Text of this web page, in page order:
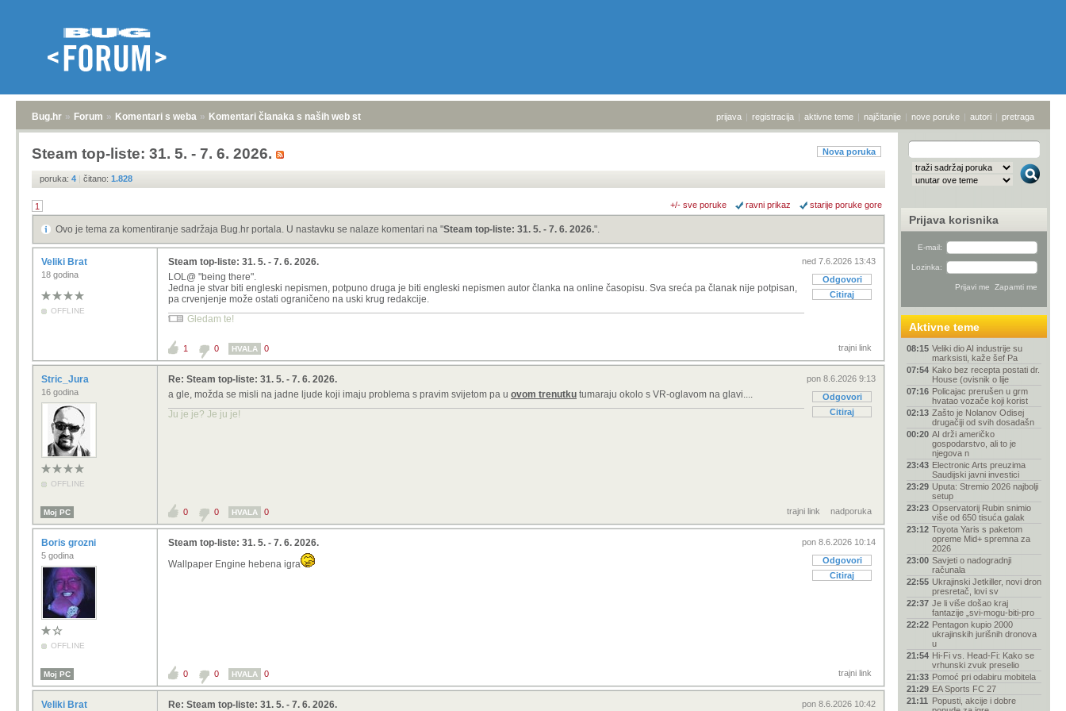
Bug.hr » Forum » Komentari s weba » Komentari članaka s naših web stranica prijava | registracija | aktivne teme | najčitanije | nove poruke | autori | pretraga
Nova poruka
Steam top-liste: 31. 5. - 7. 6. 2026.
poruka: 4 | čitano: 1.828
1 +/- sve poruke ravni prikaz starije poruke gore
Ovo je tema za komentiranje sadržaja Bug.hr portala. U nastavku se nalaze komentari na "Steam top-liste: 31. 5. - 7. 6. 2026.".
Veliki Brat
18 godina
OFFLINE
ned 7.6.2026 13:43
Odgovori
Citiraj
Steam top-liste: 31. 5. - 7. 6. 2026.
LOL@ "being there".
Jedna je stvar biti engleski nepismen, potpuno druga je biti engleski nepismen autor članka na online časopisu. Sva sreća pa članak nije potpisan,
pa crvenjenje može ostati ograničeno na uski krug redakcije.
Gledam te!
trajni link
1 0 HVALA 0
Stric_Jura
16 godina
OFFLINE
pon 8.6.2026 9:13
Odgovori
Citiraj
Re: Steam top-liste: 31. 5. - 7. 6. 2026.
a gle, možda se misli na jadne ljude koji imaju problema s pravim svijetom pa u ovom trenutku tumaraju okolo s VR-oglavom na glavi....
Ju je je? Je ju je!
Moj PC trajni link nadporuka
0 0 HVALA 0
Boris grozni
5 godina
OFFLINE
pon 8.6.2026 10:14
Odgovori
Citiraj
Steam top-liste: 31. 5. - 7. 6. 2026.
Wallpaper Engine hebena igra
Moj PC trajni link
0 0 HVALA 0
Veliki Brat pon 8.6.2026 10:42
Re: Steam top-liste: 31. 5. - 7. 6. 2026.
Prijava korisnika
E-mail:
Lozinka:
Aktivne teme
08:15 Veliki dio AI industrije su
marksisti, kaže šef Pa
07:54 Kako bez recepta postati dr.
House (ovisnik o lije
07:16 Policajac prerušen u grm
hvatao vozače koji korist
02:13 Zašto je Nolanov Odisej
drugačiji od svih dosadašn
00:20 AI drži američko
gospodarstvo, ali to je
njegova n
23:43 Electronic Arts preuzima
Saudijski javni investici
23:29 Uputa: Stremio 2026 najbolji
setup
23:23 Opservatorij Rubin snimio
više od 650 tisuća galak
23:12 Toyota Yaris s paketom
opreme Mid+ spremna za
2026
23:00 Savjeti o nadogradnji
računala
22:55 Ukrajinski Jetkiller, novi dron
presretač, lovi sv
22:37 Je li više došao kraj
fantazije „svi-mogu-biti-pro
22:22 Pentagon kupio 2000
ukrajinskih jurišnih dronova
u
21:54 Hi-Fi vs. Head-Fi: Kako se
vrhunski zvuk preselio
21:33 Pomoć pri odabiru mobitela
21:29 EA Sports FC 27
21:11 Popusti, akcije i dobre